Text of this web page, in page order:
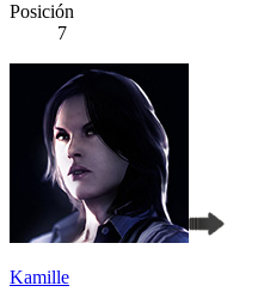
Posición
7
Kamille